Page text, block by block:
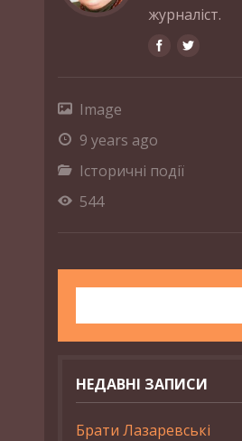
журналіст.
Image
9 years ago
Історичні події
544
НЕДАВНІ ЗАПИСИ
Брати Лазаревські